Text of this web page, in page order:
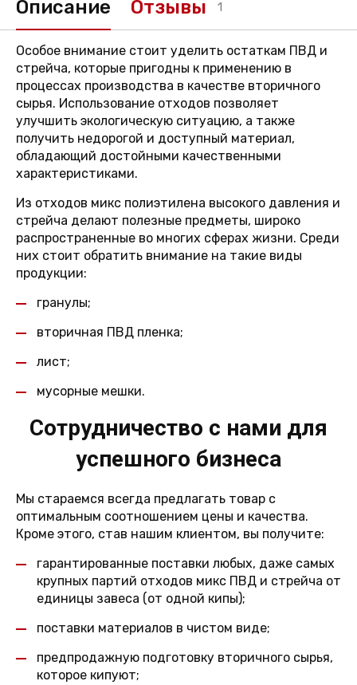
Описание Отзывы 1
Особое внимание стоит уделить остаткам ПВД и
стрейча, которые пригодны к применению в
процессах производства в качестве вторичного
сырья. Использование отходов позволяет
улучшить экологическую ситуацию, а также
получить недорогой и доступный материал,
обладающий достойными качественными
характеристиками.
Из отходов микс полиэтилена высокого давления и
стрейча делают полезные предметы, широко
распространенные во многих сферах жизни. Среди
них стоит обратить внимание на такие виды
продукции:
гранулы;
вторичная ПВД пленка;
лист;
мусорные мешки.
Сотрудничество с нами для
успешного бизнеса
Мы стараемся всегда предлагать товар с
оптимальным соотношением цены и качества.
Кроме этого, став нашим клиентом, вы получите:
гарантированные поставки любых, даже самых
крупных партий отходов микс ПВД и стрейча от
единицы завеса (от одной кипы);
поставки материалов в чистом виде;
предпродажную подготовку вторичного сырья,
которое кипуют;